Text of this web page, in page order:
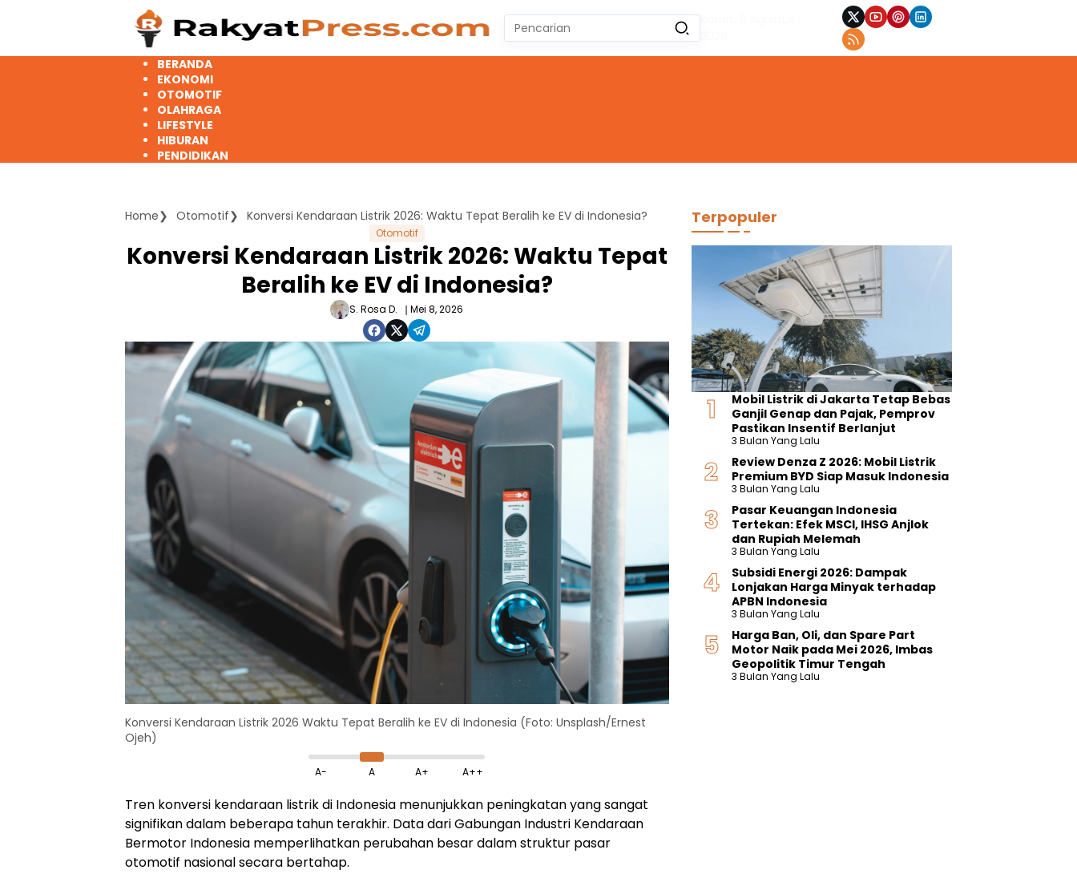
Pencarian
untuk:
BERANDA
EKONOMI
OTOMOTIF
OLAHRAGA
LIFESTYLE
HIBURAN
PENDIDIKAN
Home Otomotif Konversi Kendaraan Listrik 2026: Waktu Tepat Beralih ke EV di Indonesia?
Otomotif
Konversi Kendaraan Listrik 2026: Waktu Tepat
Beralih ke EV di Indonesia?
S. Rosa D. Mei 8, 2026
Konversi Kendaraan Listrik 2026 Waktu Tepat Beralih ke EV di Indonesia (Foto: Unsplash/Ernest
Ojeh)
A- A A+ A++
Tren konversi kendaraan listrik di Indonesia menunjukkan peningkatan yang sangat
signifikan dalam beberapa tahun terakhir. Data dari Gabungan Industri Kendaraan
Bermotor Indonesia memperlihatkan perubahan besar dalam struktur pasar
otomotif nasional secara bertahap.
Terpopuler
Mobil Listrik di Jakarta Tetap Bebas
Ganjil Genap dan Pajak, Pemprov
Pastikan Insentif Berlanjut
3 Bulan Yang Lalu
Review Denza Z 2026: Mobil Listrik
Premium BYD Siap Masuk Indonesia
3 Bulan Yang Lalu
Pasar Keuangan Indonesia
Tertekan: Efek MSCI, IHSG Anjlok
dan Rupiah Melemah
3 Bulan Yang Lalu
Subsidi Energi 2026: Dampak
Lonjakan Harga Minyak terhadap
APBN Indonesia
3 Bulan Yang Lalu
Harga Ban, Oli, dan Spare Part
Motor Naik pada Mei 2026, Imbas
Geopolitik Timur Tengah
3 Bulan Yang Lalu